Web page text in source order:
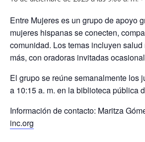
Entre Mujeres es un grupo de apoyo
mujeres hispanas se conecten,
comunidad. Los temas incluyen
más, con oradoras invitadas
El grupo se reúne semanalmente los
a 10:15 a. m. en la biblioteca pública
Información de contacto: Maritza
inc.org